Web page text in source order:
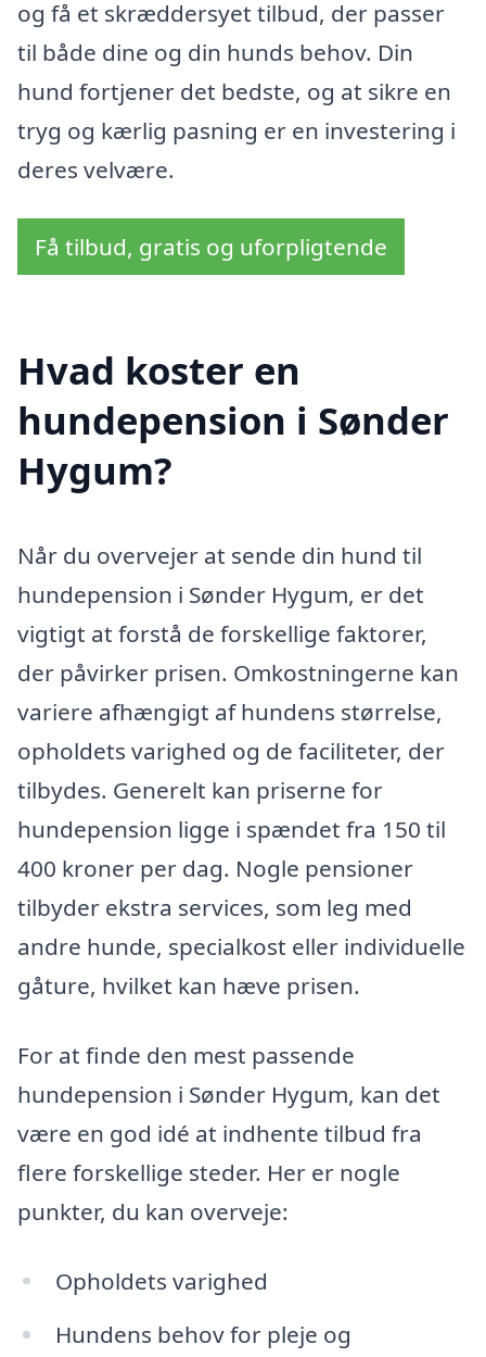
og få et skræddersyet tilbud, der passer
til både dine og din hunds behov. Din
hund fortjener det bedste, og at sikre en
tryg og kærlig pasning er en investering i
deres velvære.
Få tilbud, gratis og uforpligtende
Hvad koster en
hundepension i Sønder
Hygum?
Når du overvejer at sende din hund til
hundepension i Sønder Hygum, er det
vigtigt at forstå de forskellige faktorer,
der påvirker prisen. Omkostningerne kan
variere afhængigt af hundens størrelse,
opholdets varighed og de faciliteter, der
tilbydes. Generelt kan priserne for
hundepension ligge i spændet fra 150 til
400 kroner per dag. Nogle pensioner
tilbyder ekstra services, som leg med
andre hunde, specialkost eller individuelle
gåture, hvilket kan hæve prisen.
For at finde den mest passende
hundepension i Sønder Hygum, kan det
være en god idé at indhente tilbud fra
flere forskellige steder. Her er nogle
punkter, du kan overveje:
Opholdets varighed
Hundens behov for pleje og